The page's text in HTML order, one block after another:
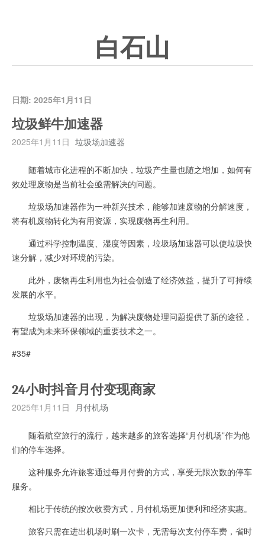
白石山
日期: 2025年1月11日
垃圾鲜牛加速器
2025年1月11日 垃圾场加速器
随着城市化进程的不断加快，垃圾产生量也随之增加，如何有
效处理废物是当前社会亟需解决的问题。
垃圾场加速器作为一种新兴技术，能够加速废物的分解速度，
将有机废物转化为有用资源，实现废物再生利用。
通过科学控制温度、湿度等因素，垃圾场加速器可以使垃圾快
速分解，减少对环境的污染。
此外，废物再生利用也为社会创造了经济效益，提升了可持续
发展的水平。
垃圾场加速器的出现，为解决废物处理问题提供了新的途径，
有望成为未来环保领域的重要技术之一。
#35#
24小时抖音月付变现商家
2025年1月11日 月付机场
随着航空旅行的流行，越来越多的旅客选择“月付机场”作为他
们的停车选择。
这种服务允许旅客通过每月付费的方式，享受无限次数的停车
服务。
相比于传统的按次收费方式，月付机场更加便利和经济实惠。
旅客只需在进出机场时刷一次卡，无需每次支付停车费，省时